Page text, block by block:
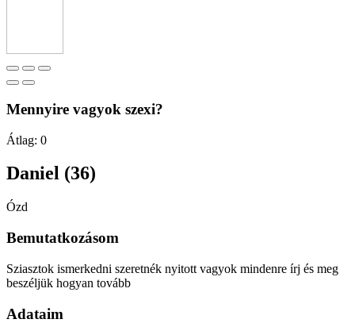
Mennyire vagyok szexi?
Átlag: 0
Daniel (36)
Ózd
Bemutatkozásom
Sziasztok ismerkedni szeretnék nyitott vagyok mindenre írj és meg
beszéljük hogyan tovább
Adataim